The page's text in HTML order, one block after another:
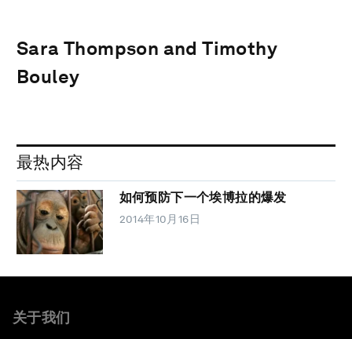
Sara Thompson and Timothy
Bouley
最热内容
如何预防下一个埃博拉的爆发
2014年10月16日
关于我们